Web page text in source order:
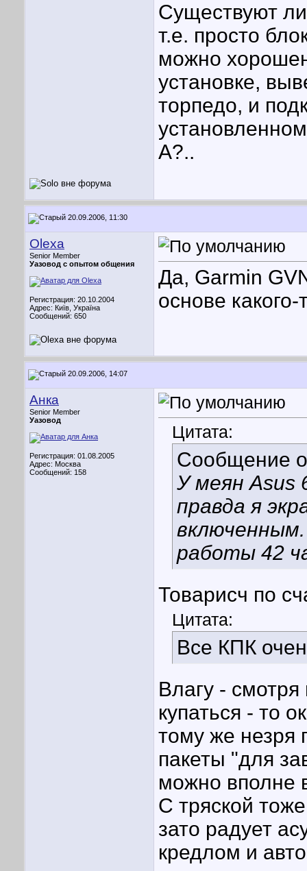
Существуют
т.е. просто
можно
установке,
торпедо, и
А?..
20.09.2006, 11:30
Olexa
Senior Member
Уазовод с опытом общения
Регистрация: 20.10.2004
Адрес: Київ, Україна
Сообщений: 650
Да, Garmin
основе какого-
20.09.2006, 14:07
Анка
Senior Member
Уазовод
Регистрация: 01.08.2005
Адрес: Москва
Сообщений: 158
Цитата:
Сообщение
У меян Asus
правда я
работы 42
Товарисч по
Цитата:
Все КПК
Влагу -
купаться - то
тому же незря
пакеты "для
можно вполне
С тряской
зато радует
кредлом и